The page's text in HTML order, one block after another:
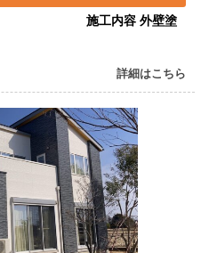
工内容 外壁塗
詳細はこちら